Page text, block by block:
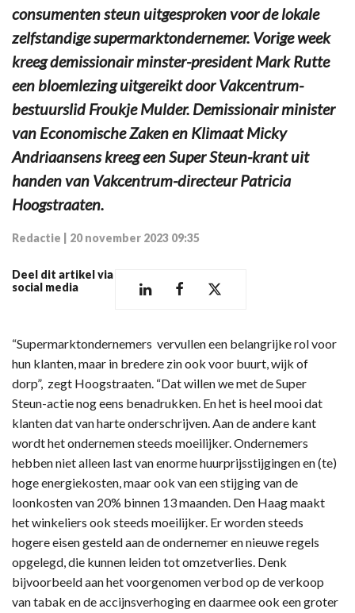
consumenten steun uitgesproken voor de lokale
zelfstandige supermarktondernemer. Vorige week
kreeg demissionair minster-president Mark Rutte
een bloemlezing uitgereikt door Vakcentrum-
bestuurslid Froukje Mulder. Demissionair minister
van Economische Zaken en Klimaat Micky
Andriaansens kreeg een Super Steun-krant uit
handen van Vakcentrum-directeur Patricia
Hoogstraaten.
Redactie 20 november 2023 09:35
Deel dit artikel via
social media
“Supermarktondernemers vervullen een belangrijke rol voor
hun klanten, maar in bredere zin ook voor buurt, wijk of
dorp”, zegt Hoogstraaten. “Dat willen we met de Super
Steun-actie nog eens benadrukken. En het is heel mooi dat
klanten dat van harte onderschrijven. Aan de andere kant
wordt het ondernemen steeds moeilijker. Ondernemers
hebben niet alleen last van enorme huurprijsstijgingen en (te)
hoge energiekosten, maar ook van een stijging van de
loonkosten van 20% binnen 13 maanden. Den Haag maakt
het winkeliers ook steeds moeilijker. Er worden steeds
hogere eisen gesteld aan de ondernemer en nieuwe regels
opgelegd, die kunnen leiden tot omzetverlies. Denk
bijvoorbeeld aan het voorgenomen verbod op de verkoop
van tabak en de accijnsverhoging en daarmee ook een groter